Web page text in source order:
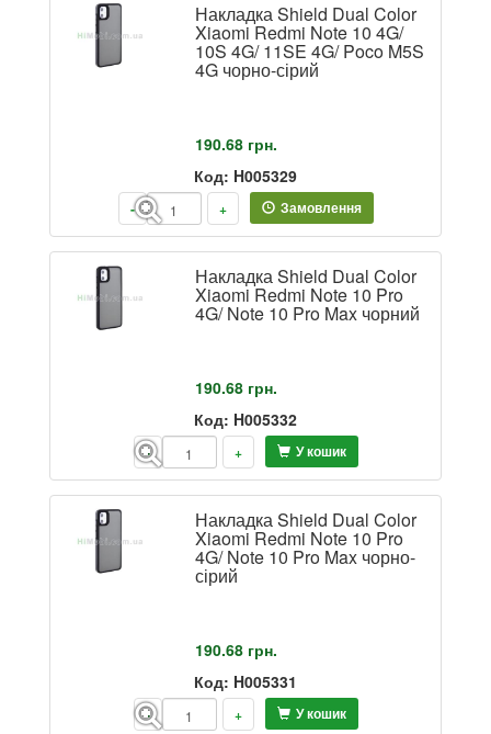
Накладка Shield Dual Color
Xiaomi Redmi Note 10 4G/
10S 4G/ 11SE 4G/ Poco M5S
4G чорно-сірий
190.68 грн.
Код: H005329
- + Замовлення
Накладка Shield Dual Color
Xiaomi Redmi Note 10 Pro
4G/ Note 10 Pro Max чорний
190.68 грн.
Код: H005332
- + У кошик
Накладка Shield Dual Color
Xiaomi Redmi Note 10 Pro
4G/ Note 10 Pro Max чорно-
сірий
190.68 грн.
Код: H005331
- + У кошик